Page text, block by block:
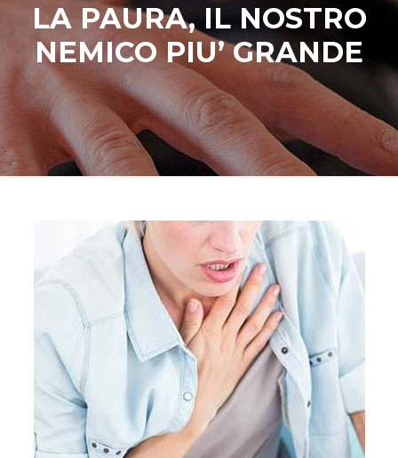
LA PAURA, IL NOSTRO
NEMICO PIU’ GRANDE